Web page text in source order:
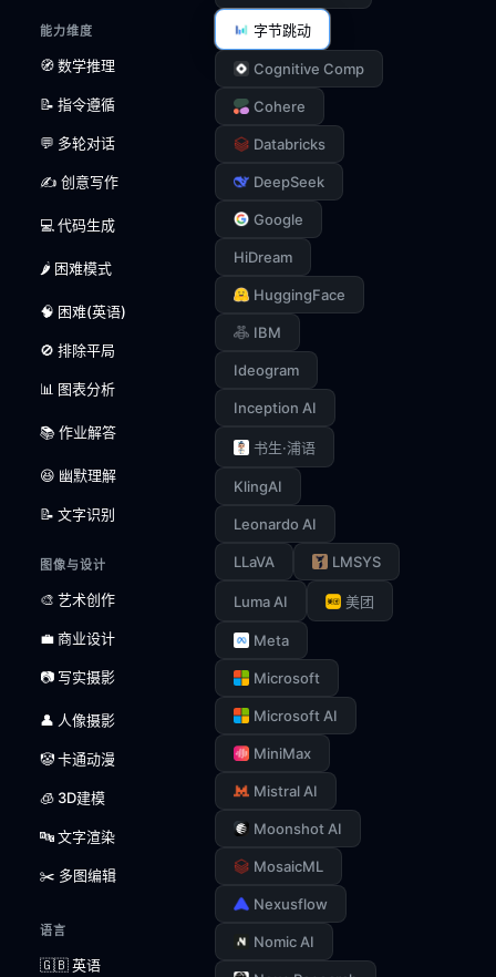
能力维度
🧭 数学推理
📝 指令遵循
💬 多轮对话
✍️ 创意写作
💻 代码生成
🌶️ 困难模式
🧠 困难(英语)
🚫 排除平局
📊 图表分析
📚 作业解答
😆 幽默理解
📝 文字识别
图像与设计
🎨 艺术创作
💼 商业设计
📷 写实摄影
👤 人像摄影
🤡 卡通动漫
🧊 3D建模
🔤 文字渲染
✂️ 多图编辑
语言
🇬🇧 英语
字节跳动
Cognitive Comp
Cohere
Databricks
DeepSeek
Google
HiDream
HuggingFace
IBM
Ideogram
Inception AI
书生·浦语
KlingAI
Leonardo AI
LLaVA LMSYS
Luma AI 美团
Meta
Microsoft
Microsoft AI
MiniMax
Mistral AI
Moonshot AI
MosaicML
Nexusflow
Nomic AI